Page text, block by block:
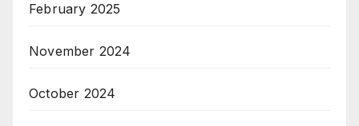
February 2025
November 2024
October 2024